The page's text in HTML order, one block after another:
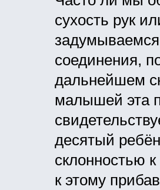
сухость рук
соединения,
дальнейшем
малышей эта
десятый
склонностью
к этому